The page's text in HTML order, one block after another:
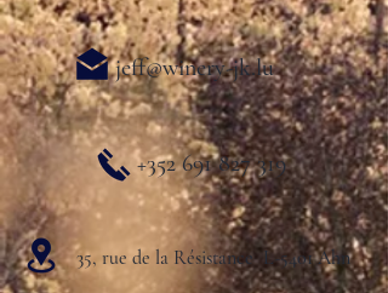
jeff@winery-jk.lu
+352 691 827 319
35, rue de la Résistance L-5401 Ahn